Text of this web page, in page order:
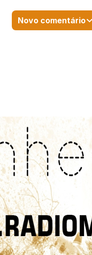
Novo comentário